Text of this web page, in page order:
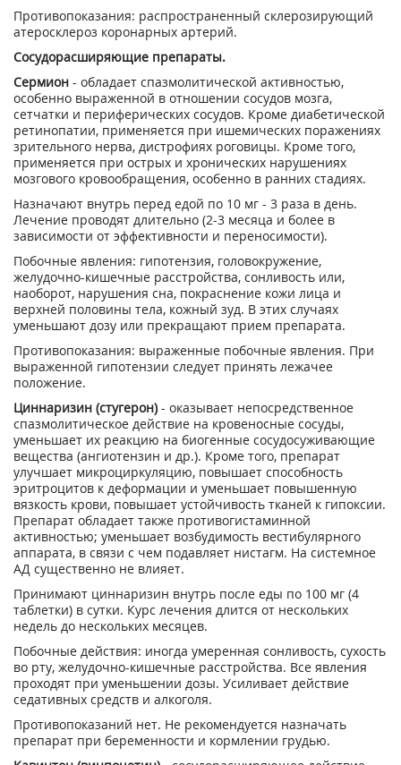
Противопоказания: распространенный склерозирующий
атеросклероз коронарных артерий.
Сосудорасширяющие препараты.
Сермион - обладает спазмолитической активностью,
особенно выраженной в отношении сосудов мозга,
сетчатки и периферических сосудов. Кроме диабетической
ретинопатии, применяется при ишемических поражениях
зрительного нерва, дистрофиях роговицы. Кроме того,
применяется при острых и хронических нарушениях
мозгового кровообращения, особенно в ранних стадиях.
Назначают внутрь перед едой по 10 мг - 3 раза в день.
Лечение проводят длительно (2-3 месяца и более в
зависимости от эффективности и переносимости).
Побочные явления: гипотензия, головокружение,
желудочно-кишечные расстройства, сонливость или,
наоборот, нарушения сна, покраснение кожи лица и
верхней половины тела, кожный зуд. В этих случаях
уменьшают дозу или прекращают прием препарата.
Противопоказания: выраженные побочные явления. При
выраженной гипотензии следует принять лежачее
положение.
Циннаризин (стугерон)- оказывает непосредственное
спазмолитическое действие на кровеносные сосуды,
уменьшает их реакцию на биогенные сосудосуживающие
вещества (ангиотензин и др.). Кроме того, препарат
улучшает микроциркуляцию, повышает способность
эритроцитов к деформации и уменьшает повышенную
вязкость крови, повышает устойчивость тканей к гипоксии.
Препарат обладает также противогистаминной
активностью; уменьшает возбудимость вестибулярного
аппарата, в связи с чем подавляет нистагм. На системное
АД существенно не влияет.
Принимают циннаризин внутрь после еды по 100 мг (4
таблетки) в сутки. Курс лечения длится от нескольких
недель до нескольких месяцев.
Побочные действия: иногда умеренная сонливость, сухость
во рту, желудочно-кишечные расстройства. Все явления
проходят при уменьшении дозы. Усиливает действие
седативных средств и алкоголя.
Противопоказаний нет. Не рекомендуется назначать
препарат при беременности и кормлении грудью.